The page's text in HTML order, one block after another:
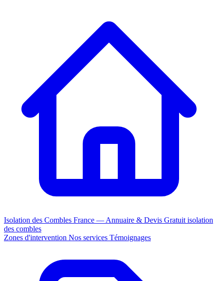
Isolation des Combles France — Annuaire & Devis Gratuit isolation
des combles
Zones d'intervention Nos services Témoignages